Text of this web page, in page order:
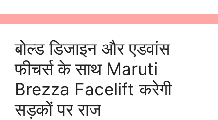
बोल्ड डिजाइन और एडवांस
फीचर्स के साथ Maruti
Brezza Facelift करेगी
सड़कों पर राज